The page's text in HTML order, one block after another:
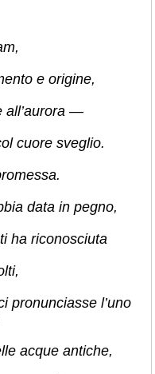
e origine,
all’aurora —
cuore sveglio.
data in pegno,
ha riconosciuta
pronunciasse l’uno
acque antiche,